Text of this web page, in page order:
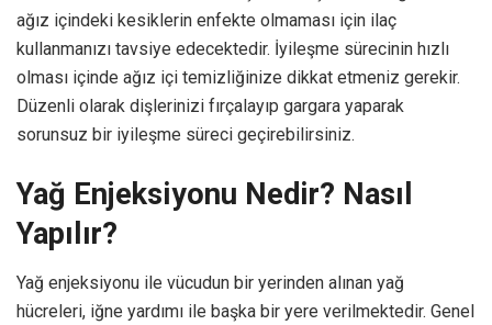
ağız içindeki kesiklerin enfekte olmaması için ilaç
kullanmanızı tavsiye edecektedir. İyileşme sürecinin hızlı
olması içinde ağız içi temizliğinize dikkat etmeniz gerekir.
Düzenli olarak dişlerinizi fırçalayıp gargara yaparak
sorunsuz bir iyileşme süreci geçirebilirsiniz.
Yağ Enjeksiyonu Nedir? Nasıl
Yapılır?
Yağ enjeksiyonu ile vücudun bir yerinden alınan yağ
hücreleri, iğne yardımı ile başka bir yere verilmektedir. Genel